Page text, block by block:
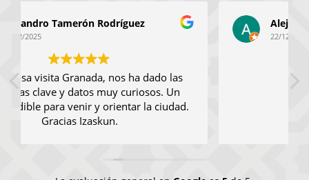
Alejandro Lopez Torres
Great!